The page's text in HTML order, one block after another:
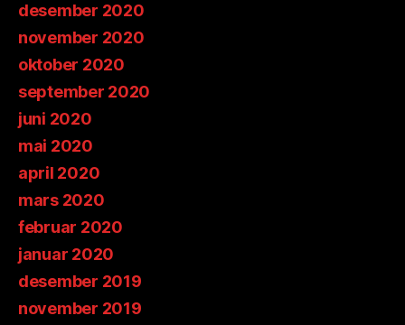
desember 2020
november 2020
oktober 2020
september 2020
juni 2020
mai 2020
april 2020
mars 2020
februar 2020
januar 2020
desember 2019
november 2019